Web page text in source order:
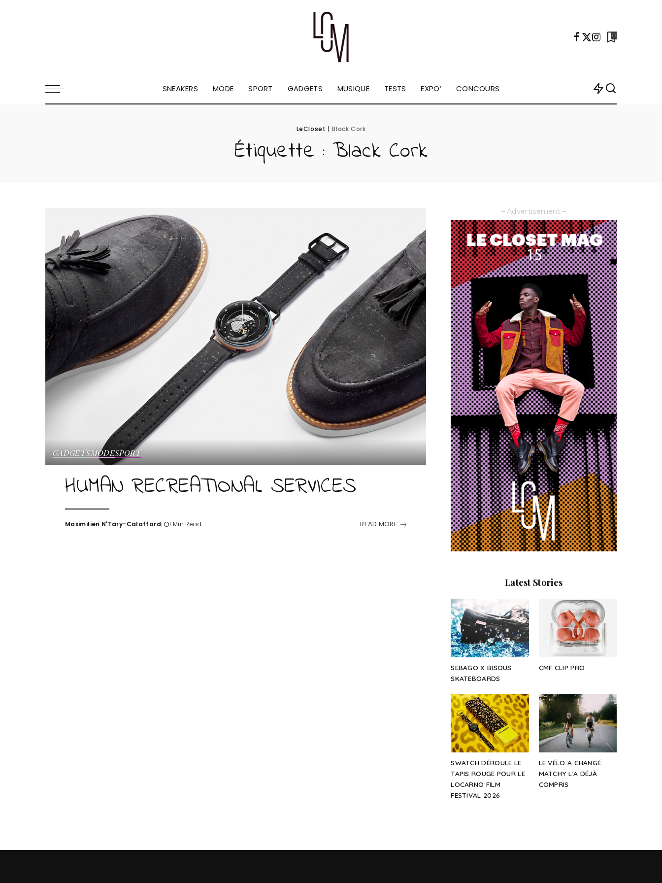
0
SNEAKERS MODE SPORT GADGETS MUSIQUE TESTS EXPO’ CONCOURS
LeCloset |Black Cork
Étiquette : Black Cork
GADGETSMODESPORT
HUMAN RECREATIONAL SERVICES
Posted
Maximilien N'Tary-Calaffard 1 Min Read READ MORE
– Advertisement –
Latest Stories
SEBAGO X BISOUS
SKATEBOARDS
CMF CLIP PRO
SWATCH DÉROULE LE
TAPIS ROUGE POUR LE
LOCARNO FILM
FESTIVAL 2026
LE VÉLO A CHANGÉ.
MATCHY L’A DÉJÀ
COMPRIS